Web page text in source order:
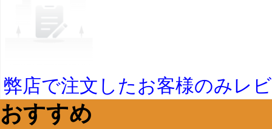
弊店で注文したお客様のみレ
おすすめ